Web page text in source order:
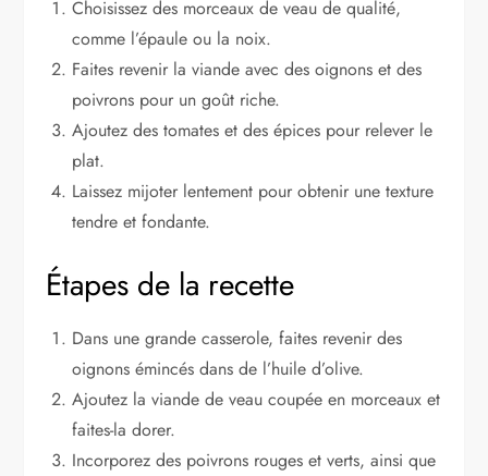
Choisissez des morceaux de veau de qualité,
comme l’épaule ou la noix.
Faites revenir la viande avec des oignons et des
poivrons pour un goût riche.
Ajoutez des tomates et des épices pour relever le
plat.
Laissez mijoter lentement pour obtenir une texture
tendre et fondante.
Étapes de la recette
Dans une grande casserole, faites revenir des
oignons émincés dans de l’huile d’olive.
Ajoutez la viande de veau coupée en morceaux et
faites-la dorer.
Incorporez des poivrons rouges et verts, ainsi que